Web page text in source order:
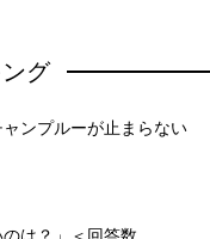
グ
ンプルーが止まらない